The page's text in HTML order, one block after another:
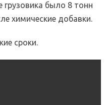
грузовика было 8 тонн
химические добавки.
сроки.